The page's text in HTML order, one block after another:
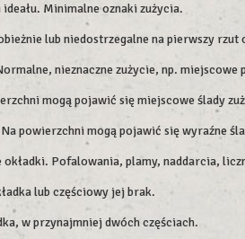
Minimalne oznaki zużycia.
lub niedostrzegalne na pierwszy
nieznaczne zużycie, np.
mogą pojawić się miejscowe ślady
powierzchni mogą pojawić się wyraźne
Pofalowania, plamy, naddarcia,
lub częściowy jej brak.
w przynajmniej dwóch częściach.